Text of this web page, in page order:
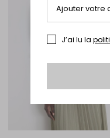
Ajouter votre
J’ai lu la